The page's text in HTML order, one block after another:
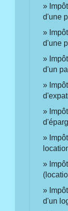
d'une
d'une
d'un
d'un